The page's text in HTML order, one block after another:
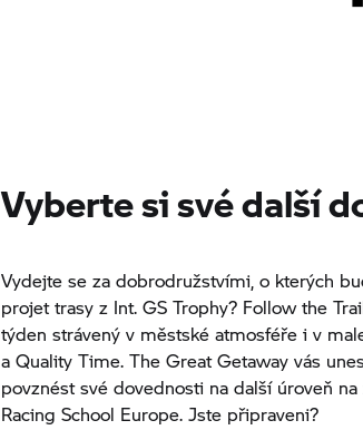
Vyberte si své další
Vydejte se za dobrodružstvími, o kterých
projet trasy z Int.GS Trophy? Follow the
týden strávený v městské atmosféře i v
a Quality Time. The Great Getaway vás
povznést své dovednosti na další úroveň
Racing School Europe. Jste připraveni?